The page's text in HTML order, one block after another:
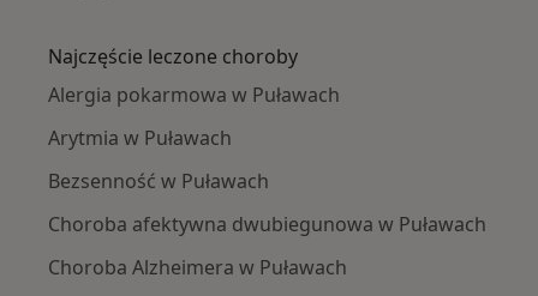
Najczęście leczone choroby
Alergia pokarmowa w Puławach
Arytmia w Puławach
Bezsenność w Puławach
Choroba afektywna dwubiegunowa w Puławach
Choroba Alzheimera w Puławach